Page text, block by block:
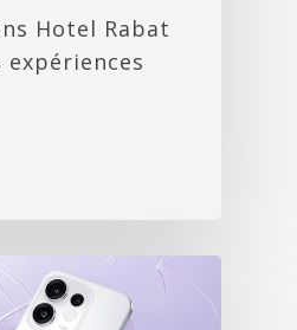
Hotel Rabat
expériences